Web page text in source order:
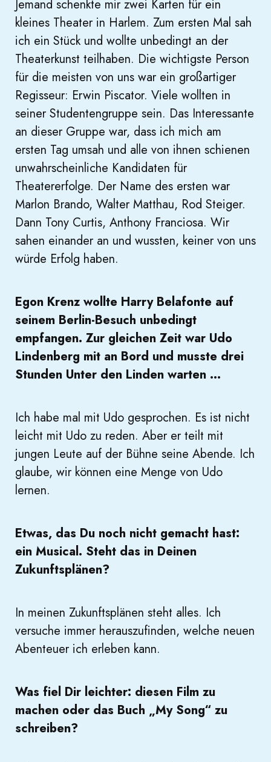
Jemand schenkte mir zwei Karten für ein
kleines Theater in Harlem. Zum ersten Mal sah
ich ein Stück und wollte unbedingt an der
Theaterkunst teilhaben. Die wichtigste Person
für die meisten von uns war ein großartiger
Regisseur: Erwin Piscator. Viele wollten in
seiner Studentengruppe sein. Das Interessante
an dieser Gruppe war, dass ich mich am
ersten Tag umsah und alle von ihnen schienen
unwahrscheinliche Kandidaten für
Theatererfolge. Der Name des ersten war
Marlon Brando, Walter Matthau, Rod Steiger.
Dann Tony Curtis, Anthony Franciosa. Wir
sahen einander an und wussten, keiner von uns
würde Erfolg haben.
Egon Krenz wollte Harry Belafonte auf
seinem Berlin-Besuch unbedingt
empfangen. Zur gleichen Zeit war Udo
Lindenberg mit an Bord und musste drei
Stunden Unter den Linden warten …
Ich habe mal mit Udo gesprochen. Es ist nicht
leicht mit Udo zu reden. Aber er teilt mit
jungen Leute auf der Bühne seine Abende. Ich
glaube, wir können eine Menge von Udo
lernen.
Etwas, das Du noch nicht gemacht hast:
ein Musical. Steht das in Deinen
Zukunftsplänen?
In meinen Zukunftsplänen steht alles. Ich
versuche immer herauszufinden, welche neuen
Abenteuer ich erleben kann.
Was fiel Dir leichter: diesen Film zu
machen oder das Buch „My Song“ zu
schreiben?